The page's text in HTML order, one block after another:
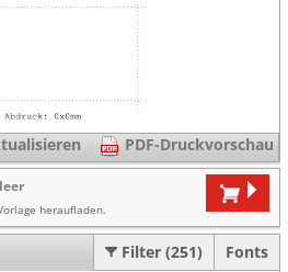
PDF-Druckvorschau
heraufladen.
Fonts
Filter (251)